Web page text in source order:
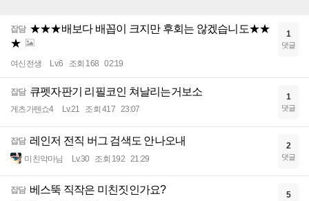
잡담 ★★★배보다 배꼽이 크지만 후회는 않겠습니도★★
★
여신전생 Lv.6 조회 168 02:19
1
댓글
잡담 큐펫자판기 리필코인 쳐날리는거보소
게츠가텐쇼4 Lv.21 조회 417 23:07
1
댓글
잡담 레인저 전직 버그 검색도 안나오내
미친악마님 Lv.30 조회 192 21:29
2
댓글
잡담 베스뚝 직작은 미친짓인가요? 5